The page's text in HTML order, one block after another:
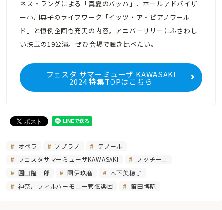
ネス・ラングによる「真夏のバッハ」、ホールアドバイザ
ー小川典子のライフワーク「イッツ・ア・ピアノワール
ド」と恒例企画も充実の内容。アニバーサリーにふさわし
い珠玉の19公演。ぜひ会場で聴き比べたい。
フェスタ サマーミューザ KAWASAKI
2024 特集TOPはこちら
オペラ ソプラノ
テノール
フェスタサマーミューザKAWASAKI
プッチーニ
園田隆一郎
團伊玖磨
木下美穂子
神奈川フィルハーモニー管弦楽団
笛田博昭